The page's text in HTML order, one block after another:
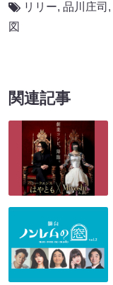
リリー, 品川庄司 ,
図
関連記事